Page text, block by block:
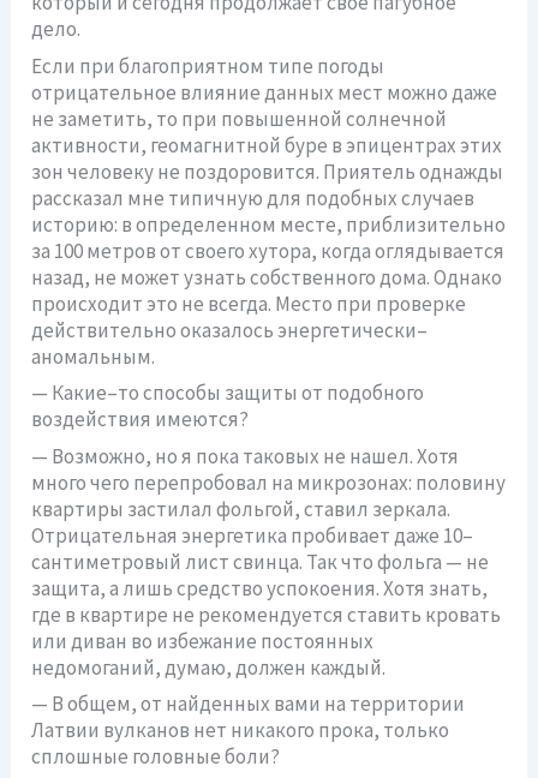
дело.
Если при благоприятном типе погоды
отрицательное влияние данных мест можно даже
не заметить, то при повышенной солнечной
активности, геомагнитной буре в эпицентрах этих
зон человеку не поздоровится. Приятель однажды
рассказал мне типичную для подобных случаев
историю: в определенном месте, приблизительно
за 100 метров от своего хутора, когда оглядывается
назад, не может узнать собственного дома. Однако
происходит это не всегда. Место при проверке
действительно оказалось энергетически–
аномальным.
— Какие–то способы защиты от подобного
воздействия имеются?
— Возможно, но я пока таковых не нашел. Хотя
много чего перепробовал на микрозонах: половину
квартиры застилал фольгой, ставил зеркала.
Отрицательная энергетика пробивает даже 10–
сантиметровый лист свинца. Так что фольга — не
защита, а лишь средство успокоения. Хотя знать,
где в квартире не рекомендуется ставить кровать
или диван во избежание постоянных
недомоганий, думаю, должен каждый.
— В общем, от найденных вами на территории
Латвии вулканов нет никакого прока, только
сплошные головные боли?